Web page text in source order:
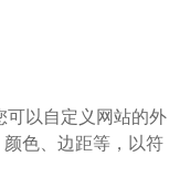
以自定义网站的外
色、边距等，以符